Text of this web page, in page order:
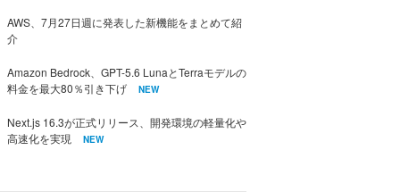
AWS、7月27日週に発表した新機能をまとめて紹
介
Amazon Bedrock、GPT-5.6 LunaとTerraモデルの
料金を最大80％引き下げ
NEW
Next.js 16.3が正式リリース、開発環境の軽量化や
高速化を実現
NEW